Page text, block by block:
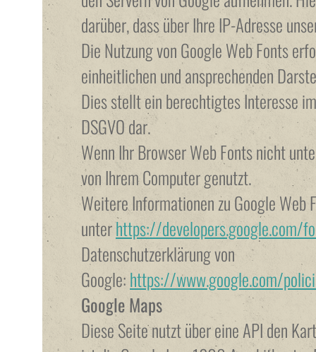
darüber, dass über Ihre IP-Adresse
Die Nutzung von Google Web Fonts
einheitlichen und ansprechenden
Dies stellt ein berechtigtes Interesse
DSGVO dar.
Wenn Ihr Browser Web Fonts nicht
von Ihrem Computer genutzt.
Weitere Informationen zu Google Web
unterhttps://developers.google.com/
Datenschutzerklärung von
Google:https://www.google.com/
Google Maps
Diese Seite nutzt über eine API den